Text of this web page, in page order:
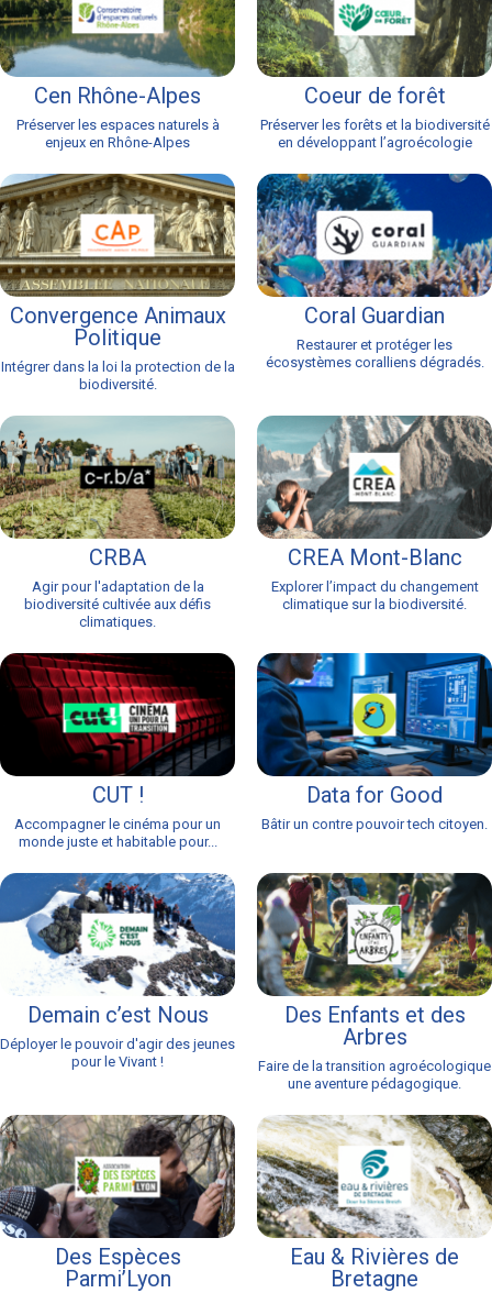
Cen Rhône-Alpes
Préserver les espaces naturels à
enjeux en Rhône-Alpes
Coeur de forêt
Préserver les forêts et la biodiversité
en développant l’agroécologie
Convergence Animaux
Politique
Intégrer dans la loi la protection de la
biodiversité.
Coral Guardian
Restaurer et protéger les
écosystèmes coralliens dégradés.
CRBA
Agir pour l'adaptation de la
biodiversité cultivée aux défis
climatiques.
CREA Mont-Blanc
Explorer l’impact du changement
climatique sur la biodiversité.
CUT !
Accompagner le cinéma pour un
monde juste et habitable pour...
Data for Good
Bâtir un contre pouvoir tech citoyen.
Demain c’est Nous
Déployer le pouvoir d'agir des jeunes
pour le Vivant !
Des Enfants et des
Arbres
Faire de la transition agroécologique
une aventure pédagogique.
Des Espèces
Parmi’Lyon
Eau & Rivières de
Bretagne